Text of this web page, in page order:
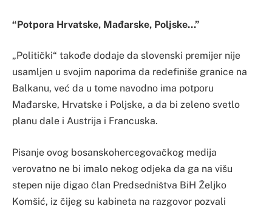
“Potpora Hrvatske, Mađarske, Poljske…”
„Politički“ takođe dodaje da slovenski premijer nije
usamljen u svojim naporima da redefiniše granice na
Balkanu, već da u tome navodno ima potporu
Mađarske, Hrvatske i Poljske, a da bi zeleno svetlo
planu dale i Austrija i Francuska.
Pisanje ovog bosanskohercegovačkog medija
verovatno ne bi imalo nekog odjeka da ga na višu
stepen nije digao član Predsedništva BiH Željko
Komšić, iz čijeg su kabineta na razgovor pozvali